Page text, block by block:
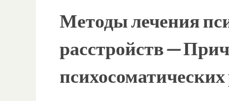
Методы лечения
расстройств —
психосоматических